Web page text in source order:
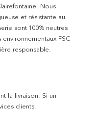
Nous
et résistante au
sont 100% neutres
FSC
responsable.
la livraison. Si un
clients.